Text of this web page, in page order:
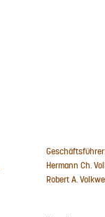
Geschäftsführer:
Hermann Ch.
Robert A.